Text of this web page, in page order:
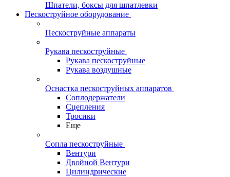
Шпатели, боксы для шпатлевки
Пескоструйное оборудование
Пескоструйные аппараты
Рукава пескоструйные
Рукава пескоструйные
Рукава воздушные
Оснастка пескоструйных аппаратов
Соплодержатели
Сцепления
Тросики
Еще
Сопла пескоструйные
Вентури
Двойной Вентури
Цилиндрические